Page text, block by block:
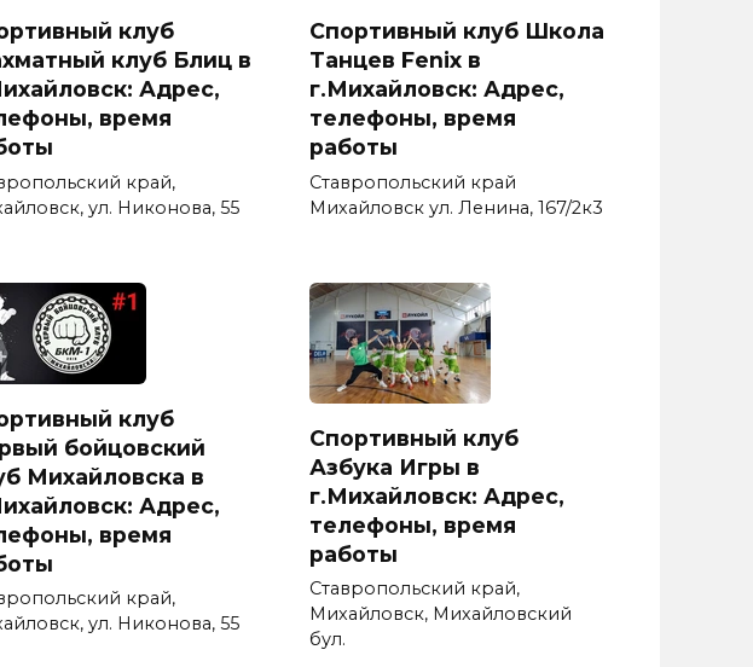
клуб
клуб Блиц в
Адрес,
время
край,
ул. Никонова, 55
Спортивный клуб Школа
Танцев Fenix в
г.Михайловск: Адрес,
телефоны, время
работы
Ставропольский край
Михайловск ул. Ленина, 167/2к3
клуб
бойцовский
Михайловска в
Адрес,
время
край,
ул. Никонова, 55
Спортивный клуб
Азбука Игры в
г.Михайловск: Адрес,
телефоны, время
работы
Ставропольский край,
Михайловск, Михайловский
бул.